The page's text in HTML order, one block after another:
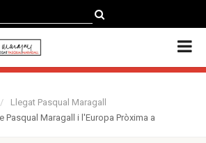
ENGLISH
Llegat Pasqual Maragall
Pasqual Maragall i l'Europa Pròxima a